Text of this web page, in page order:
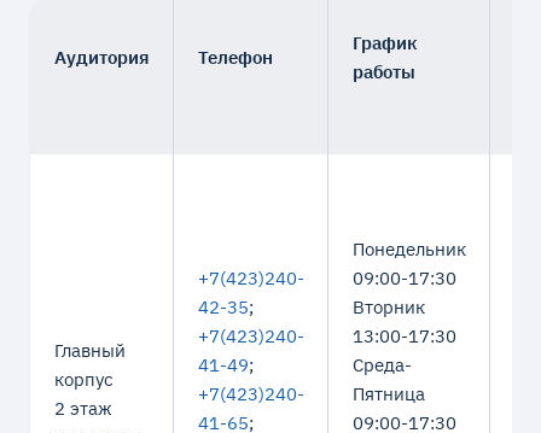
Аудитория Телефон
График
работы
Главный
корпус
2 этаж
+7(423)240-
42-35;
+7(423)240-
41-49;
+7(423)240-
41-65;
Понедельник
09:00-17:30
Вторник
13:00-17:30
Среда-
Пятница
09:00-17:30